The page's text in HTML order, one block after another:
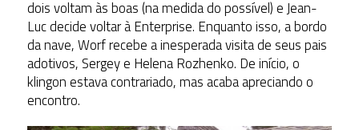
dois voltam às boas (na medida do possível) e Jean-
Luc decide voltar à Enterprise. Enquanto isso, a bordo
da nave, Worf recebe a inesperada visita de seus pais
adotivos, Sergey e Helena Rozhenko. De início, o
klingon estava contrariado, mas acaba apreciando o
encontro.